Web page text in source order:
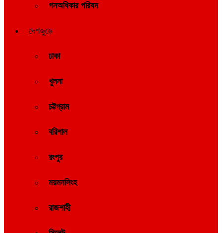
গনঅধিকার পরিষদ
দেশজুড়ে
ঢাকা
খুলনা
চট্টগ্রাম
বরিশাল
রংপুর
ময়মনসিংহ
রাজশাহী